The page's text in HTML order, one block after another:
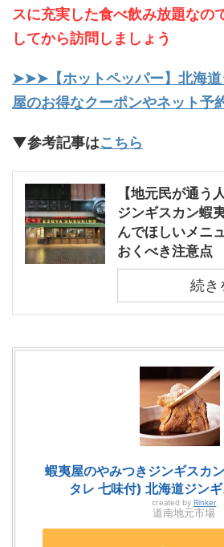
スに充実した食べ飲み放題なの
してから訪問しましょう
➤➤➤【ホットペッパー】北海道
屋のお得なクーポンやネット予
▼参考記事はこちら
【地元民が通う
ジンギスカン蝦
んでほしいメニ
おくべき注意点
続き
蝦夷屋のやみつきジンギスカ
タレ 七味付) 北海道ジン
created by Rinker
道南地元市場